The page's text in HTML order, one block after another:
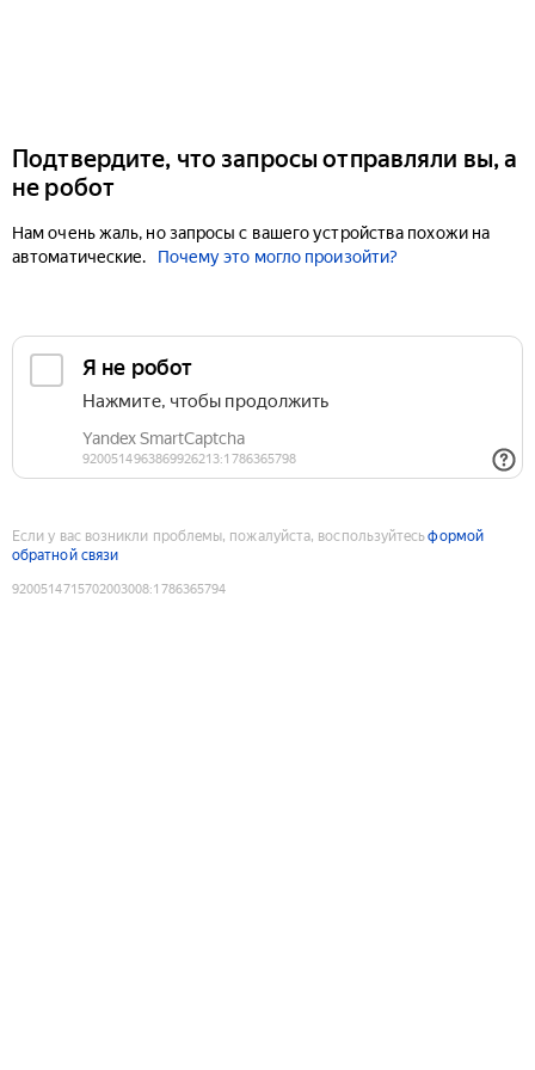
Подтвердите, что запросы отправляли вы, а
не робот
Нам очень жаль, но запросы с вашего устройства похожи на
автоматические.
Почему это могло произойти?
Если у вас возникли проблемы, пожалуйста, воспользуйтесьформой
обратной связи
9200514715702003008:1786365794